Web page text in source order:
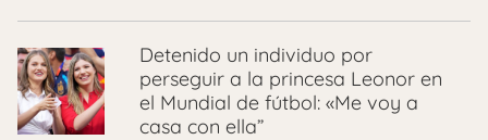
Detenido un individuo por
perseguir a la princesa Leonor en
el Mundial de fútbol: «Me voy a
casa con ella”